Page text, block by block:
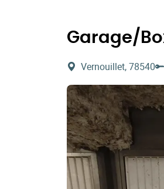
Garage/
Vernouillet, 78540